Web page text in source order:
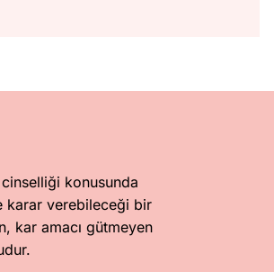
konusunda
karar verebileceği bir
kar amacı gütmeyen